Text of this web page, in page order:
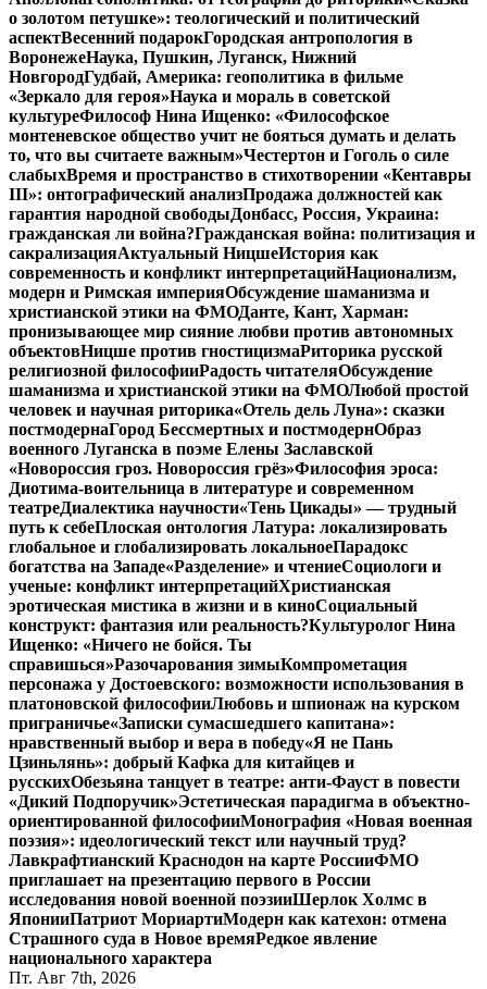
о золотом петушке»: теологический и политический
аспектВесенний подарокГородская антропология в
ВоронежеНаука, Пушкин, Луганск, Нижний
НовгородГудбай, Америка: геополитика в фильме
«Зеркало для героя»Наука и мораль в советской
культуреФилософ Нина Ищенко: «Философское
монтеневское общество учит не бояться думать и делать
то, что вы считаете важным»Честертон и Гоголь о силе
слабыхВремя и пространство в стихотворении «Кентавры
III»: онтографический анализПродажа должностей как
гарантия народной свободыДонбасс, Россия, Украина:
гражданская ли война?Гражданская война: политизация и
сакрализацияАктуальный НицшеИстория как
современность и конфликт интерпретацийНационализм,
модерн и Римская империяОбсуждение шаманизма и
христианской этики на ФМОДанте, Кант, Харман:
пронизывающее мир сияние любви против автономных
объектовНицше против гностицизмаРиторика русской
религиозной философииРадость читателяОбсуждение
шаманизма и христианской этики на ФМОЛюбой простой
человек и научная риторика«Отель дель Луна»: сказки
постмодернаГород Бессмертных и постмодернОбраз
военного Луганска в поэме Елены Заславской
«Новороссия гроз. Новороссия грёз»Философия эроса:
Диотима-воительница в литературе и современном
театреДиалектика научности«Тень Цикады» — трудный
путь к себеПлоская онтология Латура: локализировать
глобальное и глобализировать локальноеПарадокс
богатства на Западе«Разделение» и чтениеСоциологи и
ученые: конфликт интерпретацийХристианская
эротическая мистика в жизни и в киноСоциальный
конструкт: фантазия или реальность?Культуролог Нина
Ищенко: «Ничего не бойся. Ты
справишься»Разочарования зимыКомпрометация
персонажа у Достоевского: возможности использования в
платоновской философииЛюбовь и шпионаж на курском
приграничье«Записки сумасшедшего капитана»:
нравственный выбор и вера в победу«Я не Пань
Цзиньлянь»: добрый Кафка для китайцев и
русскихОбезьяна танцует в театре: анти-Фауст в повести
«Дикий Подпоручик»Эстетическая парадигма в объектно-
ориентированной философииМонография «Новая военная
поэзия»: идеологический текст или научный труд?
Лавкрафтианский Краснодон на карте РоссииФМО
приглашает на презентацию первого в России
исследования новой военной поэзииШерлок Холмс в
ЯпонииПатриот МориартиМодерн как катехон: отмена
Страшного суда в Новое времяРедкое явление
национального характера
Пт. Авг 7th, 2026